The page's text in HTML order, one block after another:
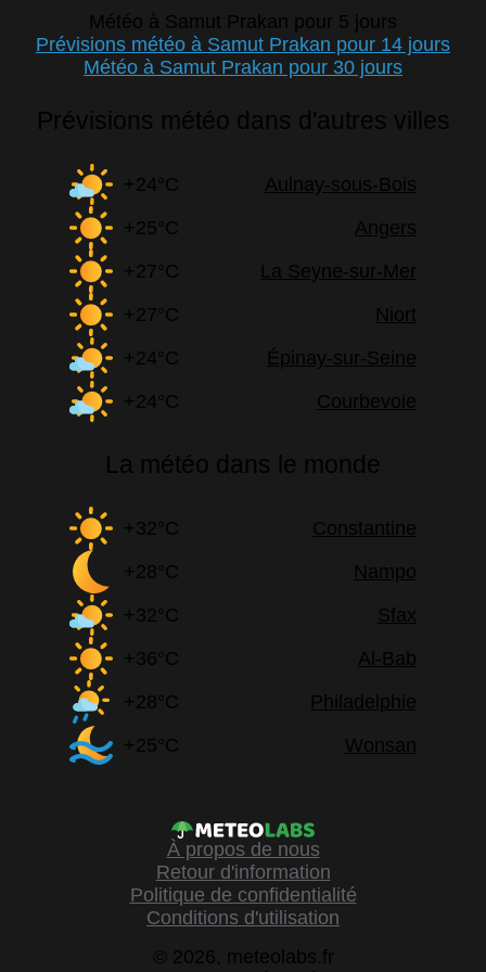
Météo à Samut Prakan pour 5 jours
Prévisions météo à Samut Prakan pour 14 jours
Météo à Samut Prakan pour 30 jours
Prévisions météo dans d'autres villes
+24°C
Aulnay-sous-Bois
+25°C
Angers
+27°C
La Seyne-sur-Mer
+27°C
Niort
+24°C
Épinay-sur-Seine
+24°C
Courbevoie
La météo dans le monde
+32°C
Constantine
+28°C
Nampo
+32°C
Sfax
+36°C
Al-Bab
+28°C
Philadelphie
+25°C
Wonsan
À propos de nous
Retour d'information
Politique de confidentialité
Conditions d'utilisation
© 2026, meteolabs.fr